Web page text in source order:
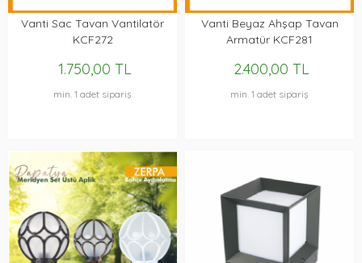
Vanti Sac Tavan Vantilatör
KCF272
1.750,00 TL
min. 1 adet sipariş
Vanti Beyaz Ahşap Tavan
Armatür KCF281
2.400,00 TL
min. 1 adet sipariş